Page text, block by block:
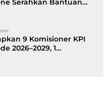
Serahkan Bantuan
9 Komisioner KPI
2026–2029, 1